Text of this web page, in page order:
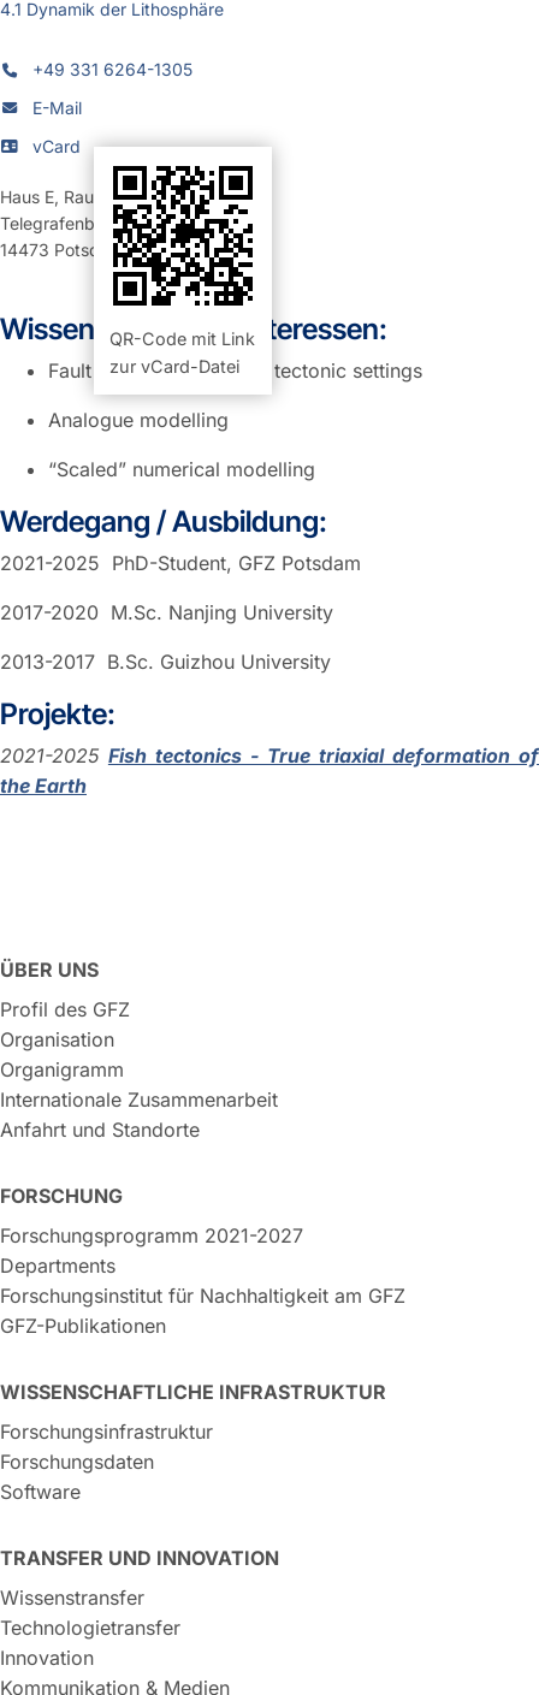
4.1 Dynamik der Lithosphäre
+49 331 6264-1305
E-Mail
vCard
QR-Code mit Link
zur vCard-Datei
Haus E, Raum 456 (Büro)
Telegrafenberg
14473 Potsdam
Wissenschaftliche Interessen:
Fault networks in triaxial tectonic settings
Analogue modelling
“Scaled” numerical modelling
Werdegang / Ausbildung:
2021-2025 PhD-Student, GFZ Potsdam
2017-2020 M.Sc. Nanjing University
2013-2017 B.Sc. Guizhou University
Projekte:
2021-2025 Fish tectonics - True triaxial deformation of
the Earth
ÜBER UNS
Profil des GFZ
Organisation
Organigramm
Internationale Zusammenarbeit
Anfahrt und Standorte
FORSCHUNG
Forschungsprogramm 2021-2027
Departments
Forschungsinstitut für Nachhaltigkeit am GFZ
GFZ-Publikationen
WISSENSCHAFTLICHE INFRASTRUKTUR
Forschungsinfrastruktur
Forschungsdaten
Software
TRANSFER UND INNOVATION
Wissenstransfer
Technologietransfer
Innovation
Kommunikation & Medien